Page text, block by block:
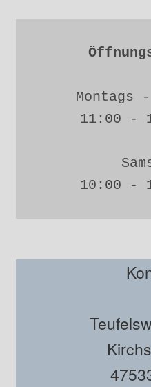
Montags
11:00 -
10:00 -